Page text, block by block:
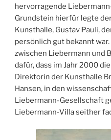
hervorragende
Grundstein hierfür legte
Kunsthalle, Gustav Pauli,
persönlich gut bekannt
zwischen Liebermann und
dafür, dass im Jahr 2000
Direktorin der Kunsthalle
Hansen, in den
Liebermann-Gesellschaft
Liebermann-Villa seither